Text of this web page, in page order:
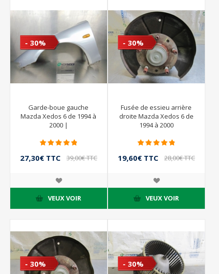
- 30%
Garde-boue gauche
Mazda Xedos 6 de 1994 à
2000 |
27,30€ TTC 39,00€ TTC
VEUX VOIR
- 30%
Fusée de essieu arrière
droite Mazda Xedos 6 de
1994 à 2000
19,60€ TTC 28,00€ TTC
VEUX VOIR
- 30% - 30%